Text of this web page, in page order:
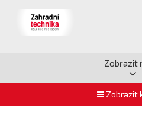
Zobrazit
Zobrazit